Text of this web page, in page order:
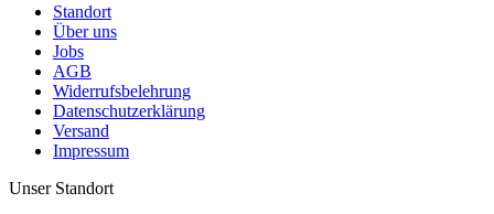
Standort
Über uns
Jobs
AGB
Widerrufsbelehrung
Datenschutzerklärung
Versand
Impressum
Unser Standort